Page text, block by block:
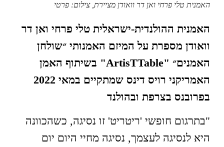
האמנית טלי פרחי ואן דר וואודן מציירת, צילום: פרטי
האמנית ההולנדית-ישראלית טלי פרחי ואן דר
וואודן מספרת על המיזם האמנותי ״שולחן
האמנים״ "ArtisTTable"
בשיתוף האמן
האמריקני רויס דינס שמתקיים במאי 2022
בפרובנס בצרפת ובהולנד
"בתרגום חופשי 'ריטריט' זו נסיגה, כשהכוונה
היא לנסיגה לעצמך, נסיגה מחיי היום יום